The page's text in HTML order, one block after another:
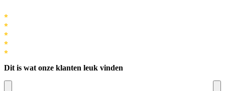
Dit is wat onze klanten leuk vinden